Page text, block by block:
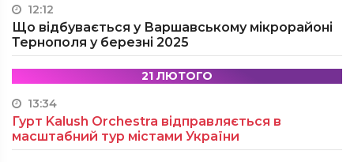
12:12
Що відбувається у Варшавському мікрорайоні
Тернополя у березні 2025
21 ЛЮТОГО
13:34
Гурт Kalush Orchestra відправляється в
масштабний тур містами України